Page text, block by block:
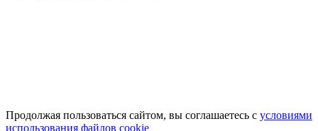
Продолжая пользоваться сайтом, вы соглашаетесь с условиями
использования файлов cookie